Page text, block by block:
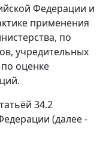
Федерации и
применения
по
учредительных
оценке
34.2
(далее -